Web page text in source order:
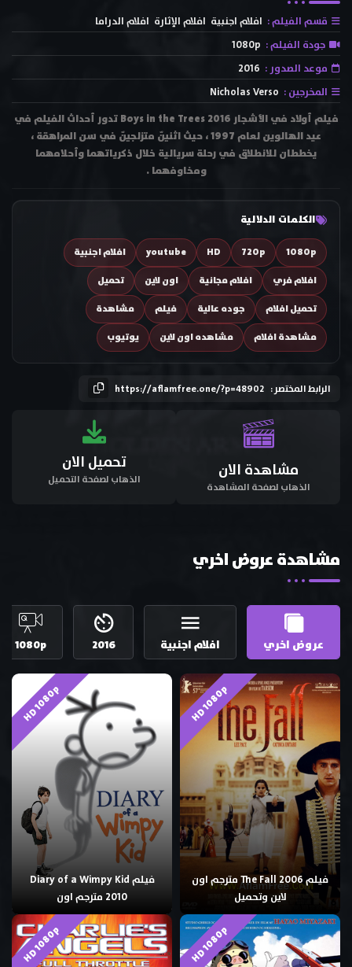
قسم الفيلم : افلام اجنبية افلام الإثارة افلام الدراما
جودة الفيلم : 1080p
موعد الصدور : 2016
المخرجين : Nicholas Verso
فيلم أولاد في الأشجار Boys in the Trees 2016 تدور أحداث الفيلم في
عيد الهالوين لعام 1997 ، حيث اثنيّن متزلجيّن في سن المراهقة ،
يخططان للانطلاق في رحلة سريالية خلال ذكرياتهما وأحلامهما
ومخاوفهما .
الكلمات الدلالية
1080p
720p
HD
youtube
افلام اجنبية
افلام فري
افلام مجانية اون لاين
تحميل
تحميل افلام
جوده عالية فيلم
مشاهدة
مشاهدة افلام
مشاهده اون لاين يوتيوب
الرابط المختصر : https://aflamfree.one/?p=48902
مشاهدة الان
الذهاب لصفحة المشاهدة
تحميل الان
الذهاب لصفحة التحميل
مشاهدة عروض اخري
عروض اخري افلام اجنبية 2016
1080p
HD 1080p
فيلم The Fall 2006 مترجم اون
لاين وتحميل
HD 1080p
فيلم Diary of a Wimpy Kid
2010 مترجم اون
HD 1080p
HD 1080p